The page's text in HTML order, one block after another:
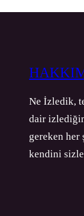
Ne İzledik,
dair
gereken her
kendini